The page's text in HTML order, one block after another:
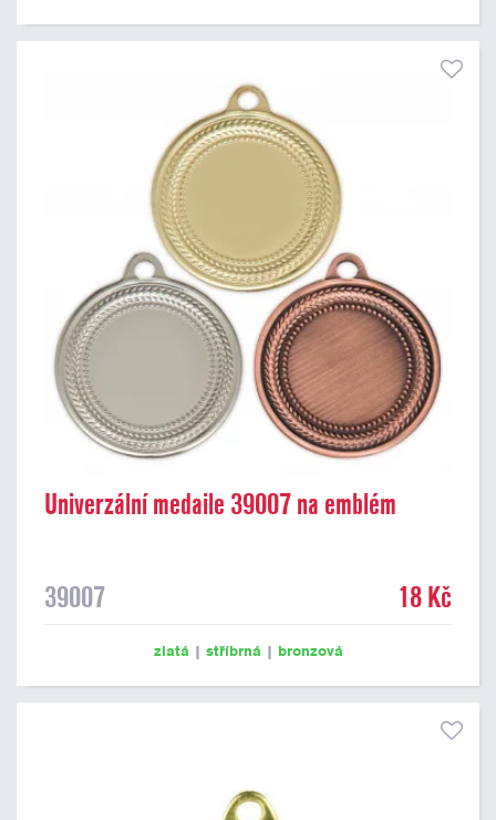
Univerzální medaile 39007 na emblém
39007 18 Kč
zlatá | stříbrná | bronzová